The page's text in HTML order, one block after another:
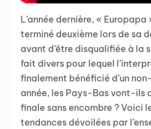
L’année dernière, «
terminé deuxième lors de sa
avant d’être disqualifiée à la
fait divers pour lequel
finalement bénéficié d’un
année, les Pays-Bas vont-ils
finale sans encombre ? Voici
tendances dévoilées par